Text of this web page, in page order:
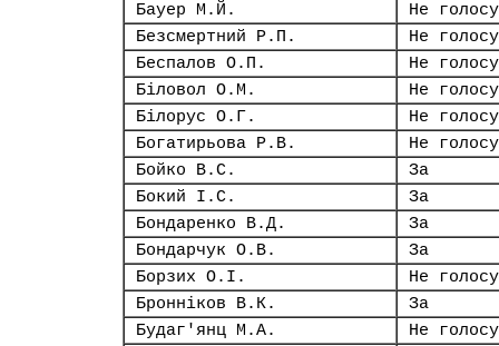
Бауер М.Й.
Не
Безсмертний Р.П.
Не
Беспалов О.П.
Не
Біловол О.М.
Не
Білорус О.Г.
Не
Богатирьова Р.В.
Не
Бойко В.С.
За
Бокий І.С.
За
Бондаренко В.Д.
За
Бондарчук О.В.
За
Борзих О.І.
Не
Бронніков В.К.
За
Будаг'янц М.А.
Не